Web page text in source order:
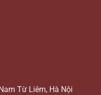
Từ Liêm, Hà Nội